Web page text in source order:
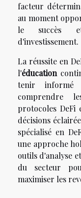
facteur
au moment
le succès
d'investissement.
La réussite en
l'éducation
tenir informé
comprendre
protocoles
décisions
spécialisé en
une approche
outils d'analyse
du secteur
maximiser les